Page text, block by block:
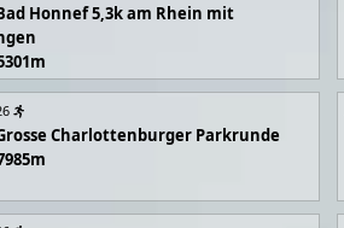
Honnef 5,3k am Rhein mit
Charlottenburger Parkrunde